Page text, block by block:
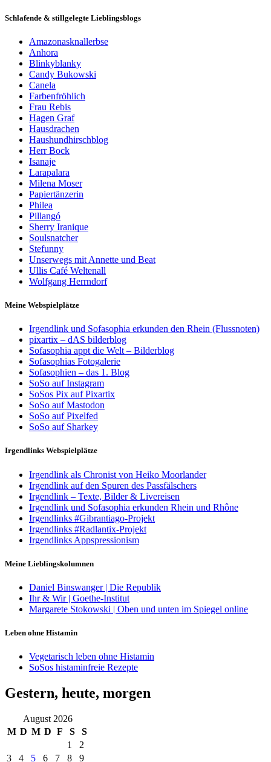
Schlafende & stillgelegte Lieblingsblogs
Amazonasknallerbse
Anhora
Blinkyblanky
Candy Bukowski
Canela
Farbenfröhlich
Frau Rebis
Hagen Graf
Hausdrachen
Haushundhirschblog
Herr Bock
Isanaje
Larapalara
Milena Moser
Papiertänzerin
Philea
Pillangó
Sherry Iranique
Soulsnatcher
Stefunny
Unserwegs mit Annette und Beat
Ullis Café Weltenall
Wolfgang Herrndorf
Meine Webspielplätze
Irgendlink und Sofasophia erkunden den Rhein (Flussnoten)
pixartix – dAS bilderblog
Sofasophia appt die Welt – Bilderblog
Sofasophias Fotogalerie
Sofasophien – das 1. Blog
SoSo auf Instagram
SoSos Pix auf Pixartix
SoSo auf Mastodon
SoSo auf Pixelfed
SoSo auf Sharkey
Irgendlinks Webspielplätze
Irgendlink als Chronist von Heiko Moorlander
Irgendlink auf den Spuren des Passfälschers
Irgendlink – Texte, Bilder & Livereisen
Irgendlink und Sofasophia erkunden Rhein und Rhône
Irgendlinks #Gibrantiago-Projekt
Irgendlinks #Radlantix-Projekt
Irgendlinks Appspressionism
Meine Lieblingskolumnen
Daniel Binswanger | Die Republik
Ihr & Wir | Goethe-Institut
Margarete Stokowski | Oben und unten im Spiegel online
Leben ohne Histamin
Vegetarisch leben ohne Histamin
SoSos histaminfreie Rezepte
Gestern, heute, morgen
August 2026
M D M D F S
S
1
2
3
4 5 6 7 8 9